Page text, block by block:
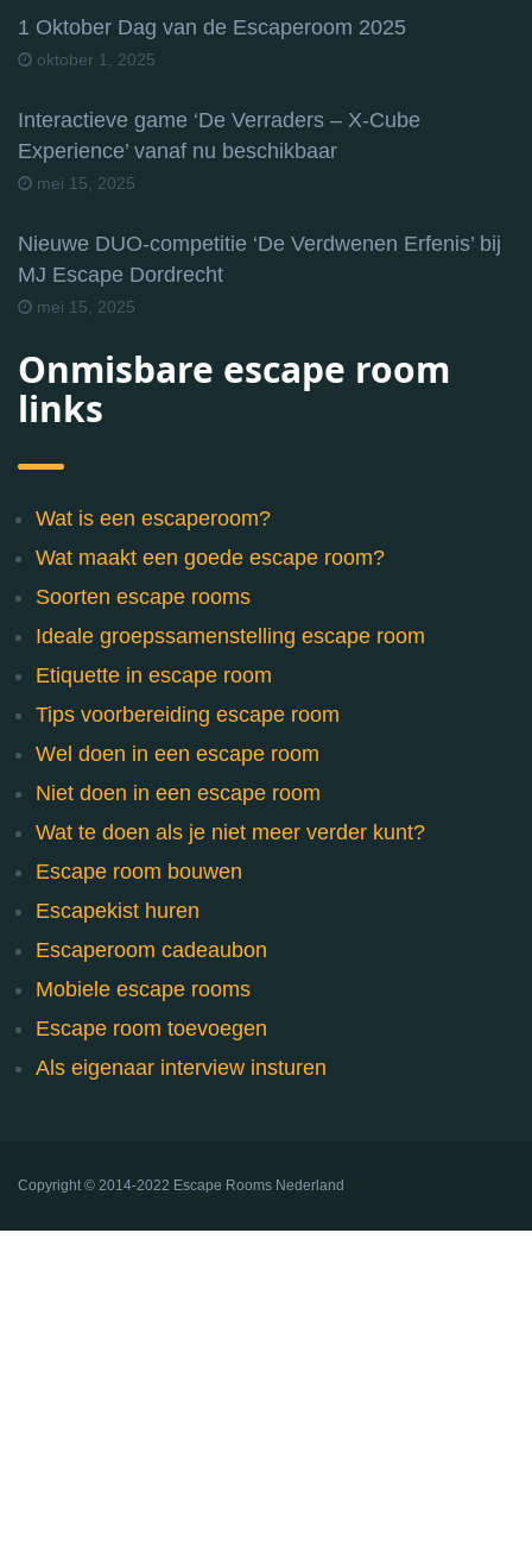
1 Oktober Dag van de Escaperoom 2025
oktober 1, 2025
Interactieve game ‘De Verraders – X-Cube
Experience’ vanaf nu beschikbaar
mei 15, 2025
Nieuwe DUO-competitie ‘De Verdwenen Erfenis’ bij
MJ Escape Dordrecht
mei 15, 2025
Onmisbare escape room
links
Wat is een escaperoom?
Wat maakt een goede escape room?
Soorten escape rooms
Ideale groepssamenstelling escape room
Etiquette in escape room
Tips voorbereiding escape room
Wel doen in een escape room
Niet doen in een escape room
Wat te doen als je niet meer verder kunt?
Escape room bouwen
Escapekist huren
Escaperoom cadeaubon
Mobiele escape rooms
Escape room toevoegen
Als eigenaar interview insturen
Copyright © 2014-2022 Escape Rooms Nederland